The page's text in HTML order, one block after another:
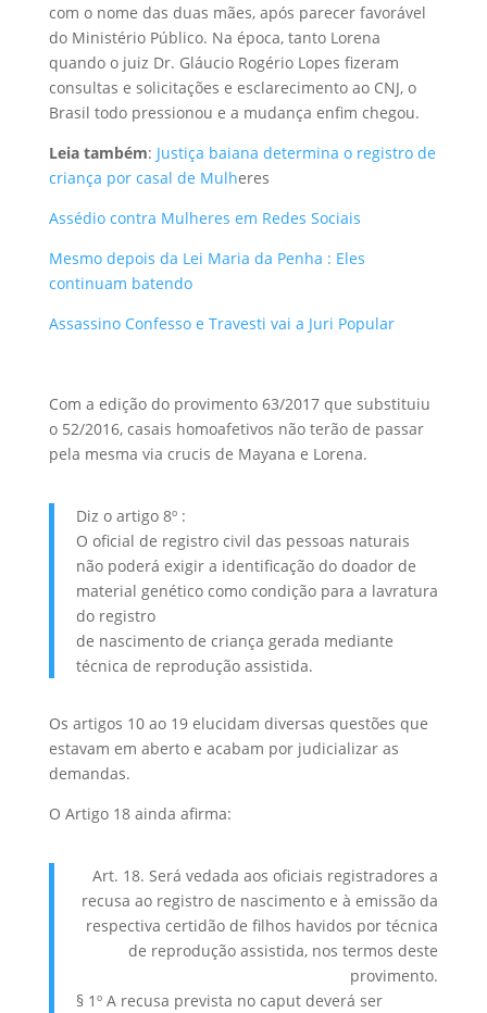
com o nome das duas mães, após parecer favorável
do Ministério Público. Na época, tanto Lorena
quando o juiz Dr. Gláucio Rogério Lopes fizeram
consultas e solicitações e esclarecimento ao CNJ, o
Brasil todo pressionou e a mudança enfim chegou.
Leia também: Justiça baiana determina o registro de
criança por casal de Mulheres
Assédio contra Mulheres em Redes Sociais
Mesmo depois da Lei Maria da Penha : Eles
continuam batendo
Assassino Confesso e Travesti vai a Juri Popular
Com a edição do provimento 63/2017 que substituiu
o 52/2016, casais homoafetivos não terão de passar
pela mesma via crucis de Mayana e Lorena.
Diz o artigo 8º :
O oficial de registro civil das pessoas naturais
não poderá exigir a identificação do doador de
material genético como condição para a lavratura
do registro
de nascimento de criança gerada mediante
técnica de reprodução assistida.
Os artigos 10 ao 19 elucidam diversas questões que
estavam em aberto e acabam por judicializar as
demandas.
O Artigo 18 ainda afirma:
Art. 18. Será vedada aos oficiais registradores a
recusa ao registro de nascimento e à emissão da
respectiva certidão de filhos havidos por técnica
de reprodução assistida, nos termos deste
provimento.
§ 1º A recusa prevista no caput deverá ser